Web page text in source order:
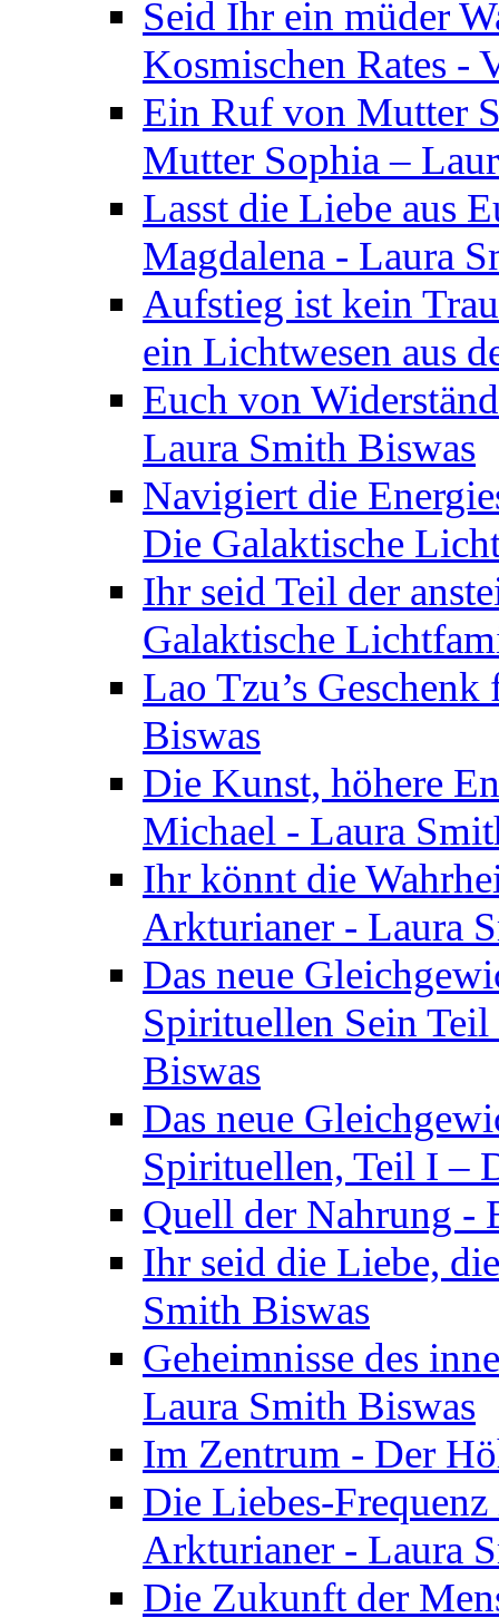
Seid Ihr ein müder
Kosmischen Rates -
Ein Ruf von Mutter
Mutter Sophia –
Lasst die Liebe aus
Magdalena - Laura
Aufstieg ist kein
ein Lichtwesen aus
Euch von
Laura Smith Biswas
Navigiert die
Die Galaktische
Ihr seid Teil der
Galaktische
Lao Tzu’s
Biswas
Die Kunst, höhere
Michael - Laura
Ihr könnt die
Arkturianer - Laura
Das neue
Spirituellen Sein
Biswas
Das neue
Spirituellen, Teil I –
Quell der Nahrung -
Ihr seid die Liebe,
Smith Biswas
Geheimnisse des
Laura Smith Biswas
Im Zentrum - Der
Die Liebes-
Arkturianer - Laura
Die Zukunft der